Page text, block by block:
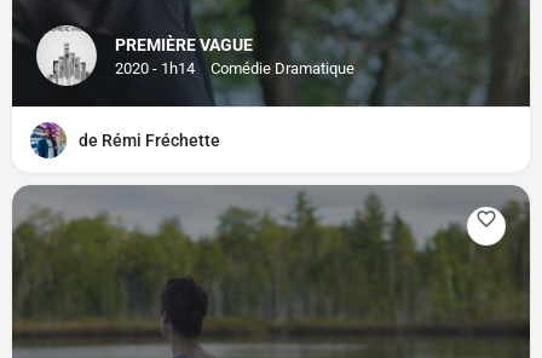
PREMIÈRE VAGUE
2020 - 1h14 Comédie Dramatique
de Rémi Fréchette